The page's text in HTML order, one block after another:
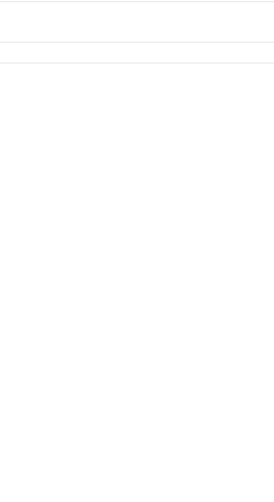
und dem Baskenland
schönste Promi-Party
historische Börse
Saint-Michel